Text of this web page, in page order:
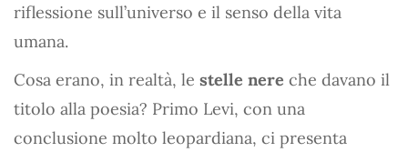
riflessione sull’universo e il senso della vita
umana.
Cosa erano, in realtà, le stelle nere che davano il
titolo alla poesia? Primo Levi, con una
conclusione molto leopardiana, ci presenta